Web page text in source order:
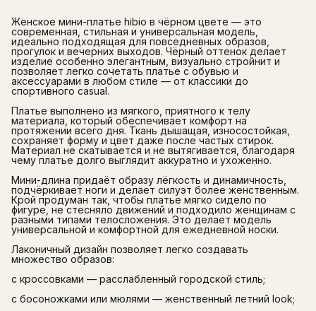
Женское мини-платье hibio в чёрном цвете — это
современная, стильная и универсальная модель,
идеально подходящая для повседневных образов,
прогулок и вечерних выходов. Чёрный оттенок делает
изделие особенно элегантным, визуально стройнит и
позволяет легко сочетать платье с обувью и
аксессуарами в любом стиле — от классики до
спортивного casual.
Платье выполнено из мягкого, приятного к телу
материала, который обеспечивает комфорт на
протяжении всего дня. Ткань дышащая, износостойкая,
сохраняет форму и цвет даже после частых стирок.
Материал не скатывается и не вытягивается, благодаря
чему платье долго выглядит аккуратно и ухоженно.
Мини-длина придаёт образу лёгкость и динамичность,
подчёркивает ноги и делает силуэт более женственным.
Крой продуман так, чтобы платье мягко сидело по
фигуре, не стесняло движений и подходило женщинам с
разными типами телосложения. Это делает модель
универсальной и комфортной для ежедневной носки.
Лаконичный дизайн позволяет легко создавать
множество образов:
с кроссовками — расслабленный городской стиль;
с босоножками или мюлями — женственный летний look;